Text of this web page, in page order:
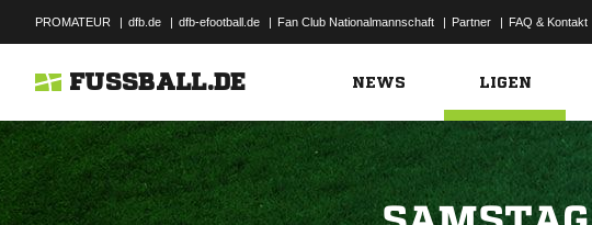
PROMATEUR | dfb.de | dfb-efootball.de | Fan Club Nationalmannschaft | Partner | FAQ & Kontakt
FUSSBALL.DE NEWS LIGEN